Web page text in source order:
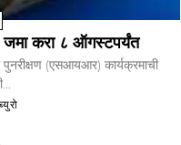
जमा करा ८ ऑगस्टपर्यंत
पुनरीक्षण (एसआयआर) कार्यक्रमाची